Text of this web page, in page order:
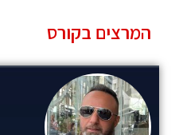
המרצים בקורס